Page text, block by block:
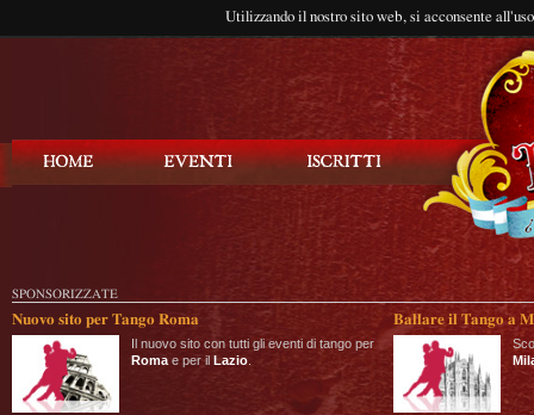
Utilizzando il nostro sito web, si acconsente
SPONSORIZZATE
Nuovo sito per Tango Roma
Il nuovo sito con tutti gli eventi di tango per
Roma e per il Lazio
Ballare il Tango a